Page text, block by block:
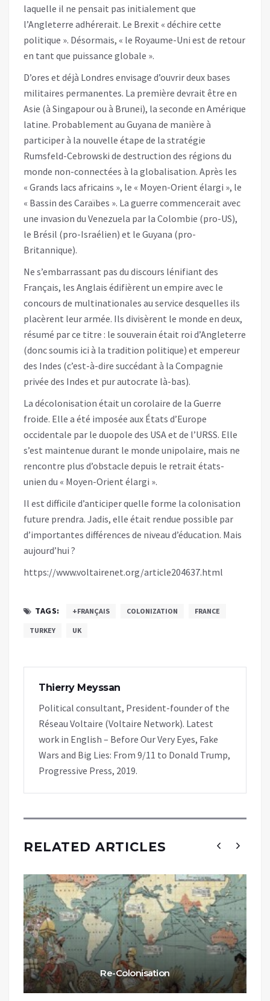
laquelle il ne pensait pas initialement que
l’Angleterre adhérerait. Le Brexit « déchire cette
politique ». Désormais, « le Royaume-Uni est de retour
en tant que puissance globale ».
D’ores et déjà Londres envisage d’ouvrir deux bases
militaires permanentes. La première devrait être en
Asie (à Singapour ou à Brunei), la seconde en Amérique
latine. Probablement au Guyana de manière à
participer à la nouvelle étape de la stratégie
Rumsfeld-Cebrowski de destruction des régions du
monde non-connectées à la globalisation. Après les
« Grands lacs africains », le « Moyen-Orient élargi », le
« Bassin des Caraïbes ». La guerre commencerait avec
une invasion du Venezuela par la Colombie (pro-US),
le Brésil (pro-Israélien) et le Guyana (pro-
Britannique).
Ne s’embarrassant pas du discours lénifiant des
Français, les Anglais édifièrent un empire avec le
concours de multinationales au service desquelles ils
placèrent leur armée. Ils divisèrent le monde en deux,
résumé par ce titre : le souverain était roi d’Angleterre
(donc soumis ici à la tradition politique) et empereur
des Indes (c’est-à-dire succédant à la Compagnie
privée des Indes et pur autocrate là-bas).
La décolonisation était un corolaire de la Guerre
froide. Elle a été imposée aux États d’Europe
occidentale par le duopole des USA et de l’URSS. Elle
s’est maintenue durant le monde unipolaire, mais ne
rencontre plus d’obstacle depuis le retrait états-
unien du « Moyen-Orient élargi ».
Il est difficile d’anticiper quelle forme la colonisation
future prendra. Jadis, elle était rendue possible par
d’importantes différences de niveau d’éducation. Mais
aujourd’hui ?
https://www.voltairenet.org/article204637.html
TAGS: +FRANÇAIS COLONIZATION FRANCE
TURKEY UK
Thierry Meyssan
Political consultant, President-founder of the
Réseau Voltaire (Voltaire Network). Latest
work in English – Before Our Very Eyes, Fake
Wars and Big Lies: From 9/11 to Donald Trump,
Progressive Press, 2019.
RELATED ARTICLES
Re-Colonisation